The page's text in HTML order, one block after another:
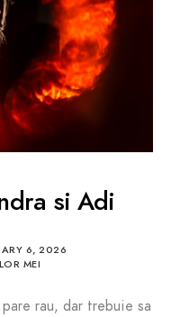
si Adi
6, 2026
MEI
rau, dar trebuie sa